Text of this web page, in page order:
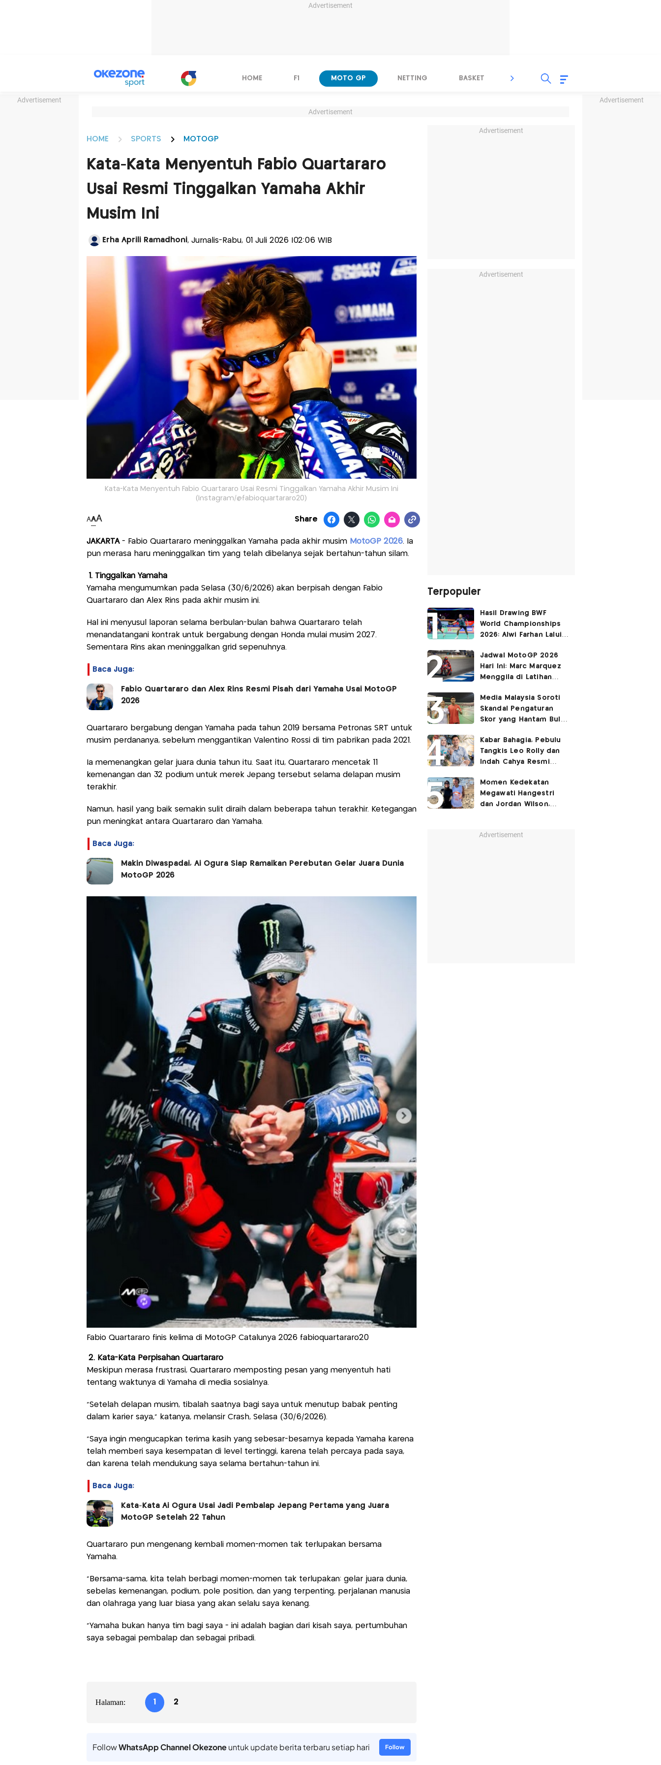
Advertisement
Advertisement Advertisement
HOME F1 MOTO GP NETTING BASKET SPORT LAIN
Advertisement
HOME SPORTS MOTOGP
Kata-Kata Menyentuh Fabio Quartararo
Usai Resmi Tinggalkan Yamaha Akhir
Musim Ini
Erha Aprili Ramadhoni, Jurnalis-Rabu, 01 Juli 2026 |02:06 WIB
Kata-Kata Menyentuh Fabio Quartararo Usai Resmi Tinggalkan Yamaha Akhir Musim Ini
(Instagram/@fabioquartararo20)
AAA Share
JAKARTA - Fabio Quartararo meninggalkan Yamaha pada akhir musim MotoGP 2026. Ia
pun merasa haru meninggalkan tim yang telah dibelanya sejak bertahun-tahun silam.
1. Tinggalkan Yamaha
Yamaha mengumumkan pada Selasa (30/6/2026) akan berpisah dengan Fabio
Quartararo dan Alex Rins pada akhir musim ini.
Hal ini menyusul laporan selama berbulan-bulan bahwa Quartararo telah
menandatangani kontrak untuk bergabung dengan Honda mulai musim 2027.
Sementara Rins akan meninggalkan grid sepenuhnya.
Baca Juga:
Fabio Quartararo dan Alex Rins Resmi Pisah dari Yamaha Usai MotoGP
2026
Quartararo bergabung dengan Yamaha pada tahun 2019 bersama Petronas SRT untuk
musim perdananya, sebelum menggantikan Valentino Rossi di tim pabrikan pada 2021.
Ia memenangkan gelar juara dunia tahun itu. Saat itu, Quartararo mencetak 11
kemenangan dan 32 podium untuk merek Jepang tersebut selama delapan musim
terakhir.
Namun, hasil yang baik semakin sulit diraih dalam beberapa tahun terakhir. Ketegangan
pun meningkat antara Quartararo dan Yamaha.
Baca Juga:
Makin Diwaspadai, Ai Ogura Siap Ramaikan Perebutan Gelar Juara Dunia
MotoGP 2026
Fabio Quartararo finis kelima di MotoGP Catalunya 2026 fabioquartararo20
2. Kata-Kata Perpisahan Quartararo
Meskipun merasa frustrasi, Quartararo memposting pesan yang menyentuh hati
tentang waktunya di Yamaha di media sosialnya.
“Setelah delapan musim, tibalah saatnya bagi saya untuk menutup babak penting
dalam karier saya,” katanya, melansir Crash, Selasa (30/6/2026).
“Saya ingin mengucapkan terima kasih yang sebesar-besarnya kepada Yamaha karena
telah memberi saya kesempatan di level tertinggi, karena telah percaya pada saya,
dan karena telah mendukung saya selama bertahun-tahun ini.
Baca Juga:
Kata-Kata Ai Ogura Usai Jadi Pembalap Jepang Pertama yang Juara
MotoGP Setelah 22 Tahun
Quartararo pun mengenang kembali momen-momen tak terlupakan bersama
Yamaha.
“Bersama-sama, kita telah berbagi momen-momen tak terlupakan: gelar juara dunia,
sebelas kemenangan, podium, pole position, dan yang terpenting, perjalanan manusia
dan olahraga yang luar biasa yang akan selalu saya kenang.
“Yamaha bukan hanya tim bagi saya - ini adalah bagian dari kisah saya, pertumbuhan
saya sebagai pembalap dan sebagai pribadi.
Halaman: 1 2
FollowWhatsApp Channel Okezoneuntuk update berita terbaru setiap hari Follow
Advertisement
Advertisement
Terpopuler
Hasil Drawing BWF
World Championships
2026: Alwi Farhan Lalui
DapatBye
Jadwal MotoGP 2026
Hari Ini: Marc Marquez
Menggila di Latihan
Media Malaysia Soroti
Skandal Pengaturan
Skor yang Hantam Bulu
Libatkan Jafar/Felisha!
Kabar Bahagia, Pebulu
Tangkis Leo Rolly dan
Indah Cahya Resmi
Momen Kedekatan
Megawati Hangestri
dan Jordan Wilson,
Advertisement